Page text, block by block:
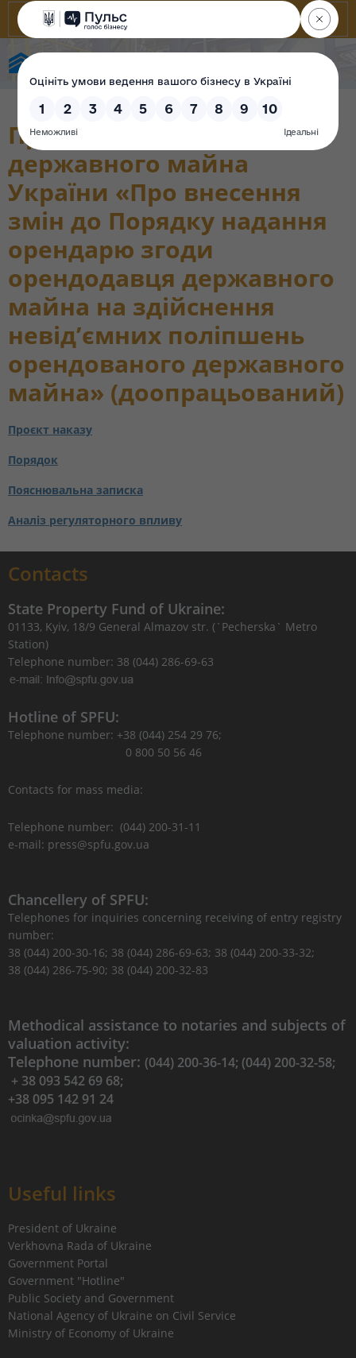
Проєкт наказу Фонду
державного майна
України «Про внесення
змін до Порядку надання
орендарю згоди
орендодавця державного
майна на здійснення
невід’ємних поліпшень
орендованого державного
майна» (доопрацьований)
Проєкт наказу
Порядок
Пояснювальна записка
Аналіз регуляторного впливу
Contacts
State Property Fund of Ukraine:
01133, Kyiv, 18/9 General Almazov str. (`Pecherska` Metro
Station)
Telephone number: 38 (044) 286-69-63
Hotline of SPFU:
Telephone number: +38 (044) 254 29 76;
0 800 50 56 46
Contacts for mass media:
Telephone number: (044) 200-31-11
e-mail: press@spfu.gov.ua
Chancellery of SPFU:
Telephones for inquiries concerning receiving of entry registry
number:
38 (044) 200-30-16; 38 (044) 286-69-63; 38 (044) 200-33-32;
38 (044) 286-75-90; 38 (044) 200-32-83
Methodical assistance to notaries and subjects of
valuation activity:
Telephone number: (044) 200-36-14; (044) 200-32-58;
+ 38 093 542 69 68;
+38 095 142 91 24
Useful links
President of Ukraine
Verkhovna Rada of Ukraine
Government Portal
Government "Hotline"
Public Society and Government
National Agency of Ukraine on Civil Service
Ministry of Economy of Ukraine